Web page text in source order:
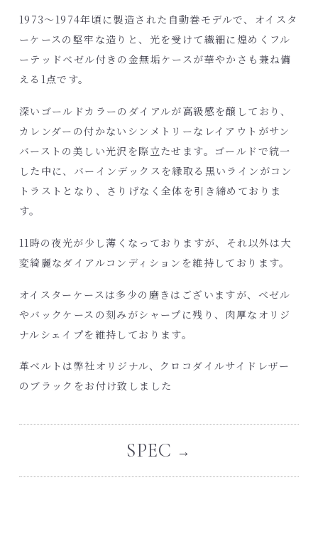
1973～1974年頃に製造された自動巻モデルで、オイスタ
ーケースの堅牢な造りと、光を受けて繊細に煌めくフル
ーテッドベゼル付きの金無垢ケースが華やかさも兼ね備
える1点です。
深いゴールドカラーのダイアルが高級感を醸しており、
カレンダーの付かないシンメトリーなレイアウトがサン
バーストの美しい光沢を際立たせます。ゴールドで統一
した中に、バーインデックスを縁取る黒いラインがコン
トラストとなり、さりげなく全体を引き締めておりま
す。
11時の夜光が少し薄くなっておりますが、それ以外は大
変綺麗なダイアルコンディションを維持しております。
オイスターケースは多少の磨きはございますが、ベゼル
やバックケースの刻みがシャープに残り、肉厚なオリジ
ナルシェイプを維持しております。
革ベルトは弊社オリジナル、クロコダイルサイドレザー
のブラックをお付け致しました
SPEC